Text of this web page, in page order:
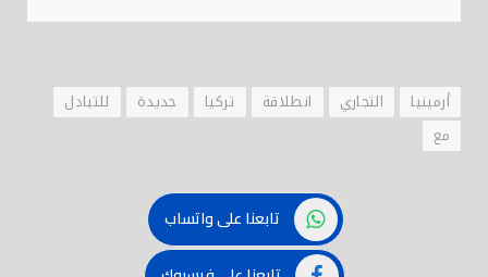
أرمينيا التجاري انطلاقة تركيا جديدة
للتبادل
مع
تابعنا على واتساب